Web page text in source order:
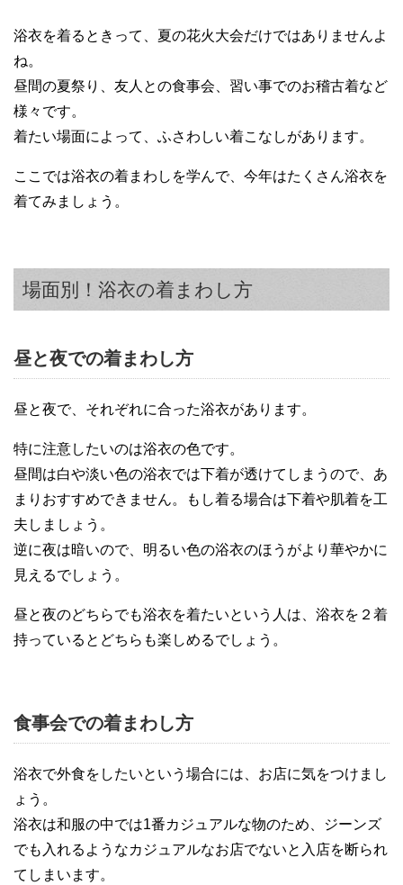
浴衣を着るときって、夏の花火大会だけではありませんよ
ね。
昼間の夏祭り、友人との食事会、習い事でのお稽古着など
様々です。
着たい場面によって、ふさわしい着こなしがあります。
ここでは浴衣の着まわしを学んで、今年はたくさん浴衣を
着てみましょう。
場面別！浴衣の着まわし方
昼と夜での着まわし方
昼と夜で、それぞれに合った浴衣があります。
特に注意したいのは浴衣の色です。
昼間は白や淡い色の浴衣では下着が透けてしまうので、あ
まりおすすめできません。もし着る場合は下着や肌着を工
夫しましょう。
逆に夜は暗いので、明るい色の浴衣のほうがより華やかに
見えるでしょう。
昼と夜のどちらでも浴衣を着たいという人は、浴衣を２着
持っているとどちらも楽しめるでしょう。
食事会での着まわし方
浴衣で外食をしたいという場合には、お店に気をつけまし
ょう。
浴衣は和服の中では1番カジュアルな物のため、ジーンズ
でも入れるようなカジュアルなお店でないと入店を断られ
てしまいます。